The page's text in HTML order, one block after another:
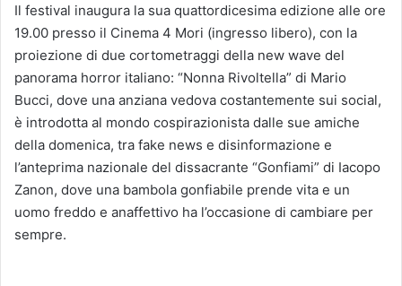
Il festival inaugura la sua quattordicesima edizione alle ore
19.00 presso il Cinema 4 Mori (ingresso libero), con la
proiezione di due cortometraggi della new wave del
panorama horror italiano: “Nonna Rivoltella” di Mario
Bucci, dove una anziana vedova costantemente sui social,
è introdotta al mondo cospirazionista dalle sue amiche
della domenica, tra fake news e disinformazione e
l’anteprima nazionale del dissacrante “Gonfiami” di Iacopo
Zanon, dove una bambola gonfiabile prende vita e un
uomo freddo e anaffettivo ha l’occasione di cambiare per
sempre.